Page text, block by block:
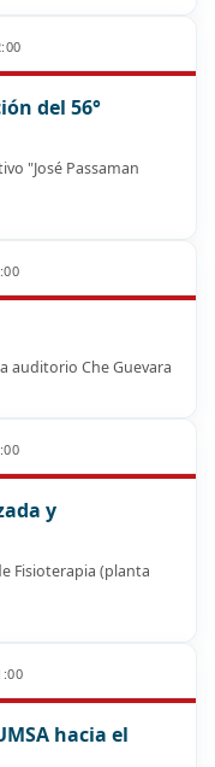
del 56°
"José Passaman
auditorio Che Guevara
y
Fisioterapia (planta
hacia el